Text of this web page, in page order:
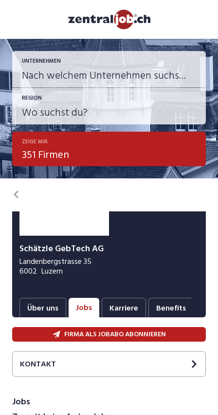
UNTERNEHMEN
REGION
ZEIGE MIR
351 Firmen
Schätzle GebTech AG
Landenbergstrasse 35
6002 Luzern
Über uns Jobs Karriere Benefits
FIRMA ALS JOBABO ABONNIEREN
KONTAKT
Jobs